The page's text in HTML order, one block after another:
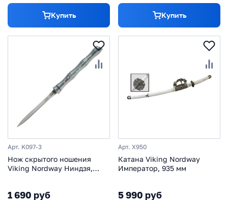
Купить Купить
Арт. K097-3
Нож скрытого ношения
Viking Nordway Ниндзя,
1 690 руб
Арт. X950
Катана Viking Nordway
Император, 935 мм
5 990 руб